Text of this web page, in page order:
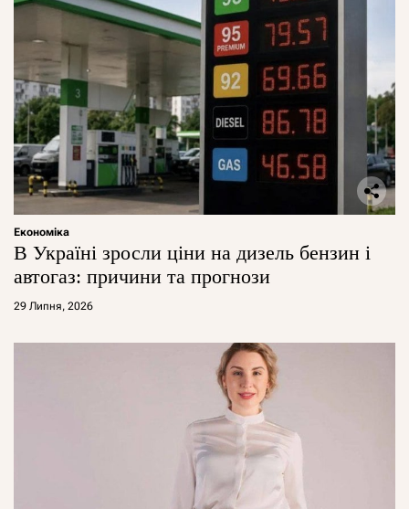
Економіка
В Україні зросли ціни на дизель бензин і
автогаз: причини та прогнози
29 Липня, 2026